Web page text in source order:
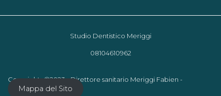
Studio Dentistico Meriggi
08104610962
Copyrights ©2023 - Direttore sanitario Meriggi Fabien -
Mappa del Sito